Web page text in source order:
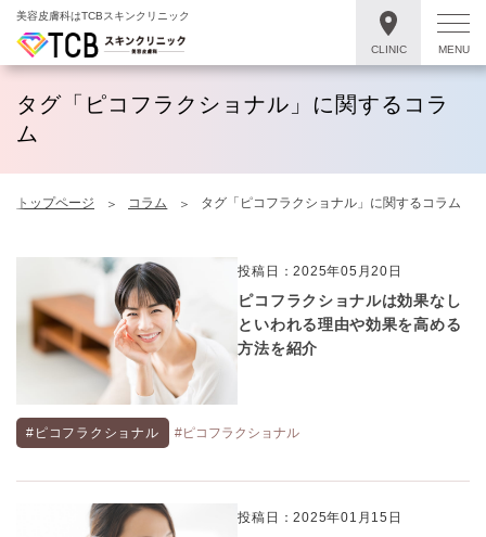
美容皮膚科はTCBスキンクリニック
タグ「ピコフラクショナル」に関するコラ
ム
トップページ コラム タグ「ピコフラクショナル」に関するコラム
投稿日：2025年05月20日
ピコフラクショナルは効果なし
といわれる理由や効果を高める
方法を紹介
#ピコフラクショナル #ピコフラクショナル
投稿日：2025年01月15日
CLINIC MENU